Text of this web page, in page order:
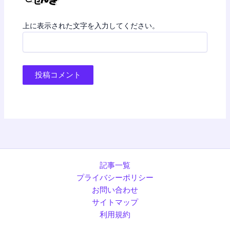
上に表示された文字を入力してください。
記事一覧
プライバシーポリシー
お問い合わせ
サイトマップ
利用規約